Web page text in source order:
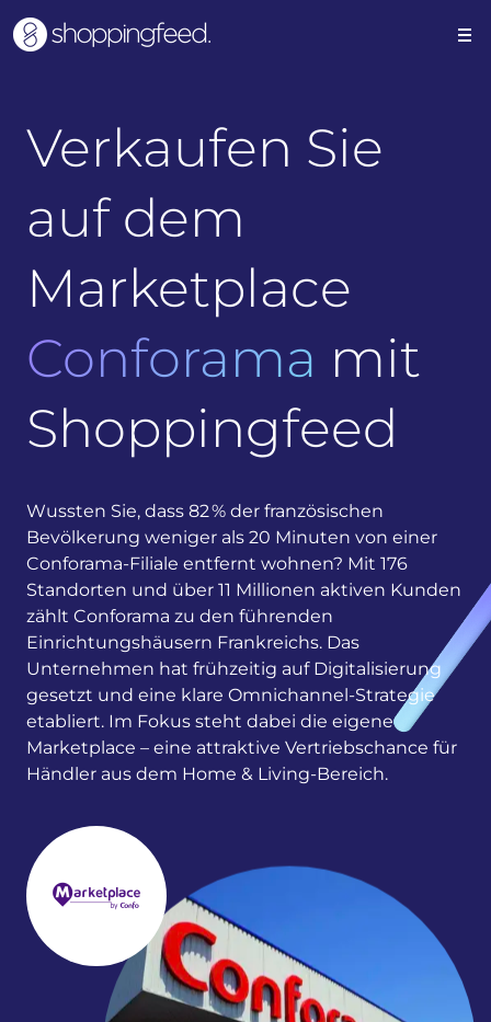
Verkaufen Sie
auf dem
Marketplace
Conforama mit
Shoppingfeed
Wussten Sie, dass 82 % der französischen
Bevölkerung weniger als 20 Minuten von einer
Conforama-Filiale entfernt wohnen? Mit 176
Standorten und über 11 Millionen aktiven Kunden
zählt Conforama zu den führenden
Einrichtungshäusern Frankreichs. Das
Unternehmen hat frühzeitig auf Digitalisierung
gesetzt und eine klare Omnichannel-Strategie
etabliert. Im Fokus steht dabei die eigene
Marketplace – eine attraktive Vertriebschance für
Händler aus dem Home & Living-Bereich.